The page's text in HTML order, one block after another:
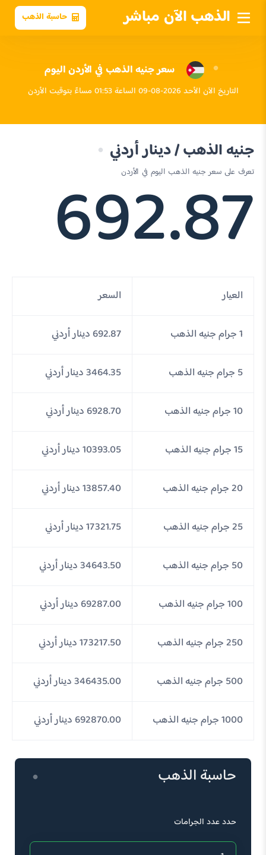
الذهب الآن مباشر حاسبة الذهب
سعر جنيه الذهب في الأردن اليوم
التاريخ الآن الأحد 2026-08-09 الساعة 01:53 مساءً بتوقيت الأردن
جنيه الذهب / دينار أردني
تعرف على سعر جنيه الذهب اليوم في الأردن
692.87
العيار السعر
1 جرام جنيه الذهب 692.87 دينار أردني
5 جرام جنيه الذهب 3464.35 دينار أردني
10 جرام جنيه الذهب 6928.70 دينار أردني
15 جرام جنيه الذهب 10393.05 دينار أردني
20 جرام جنيه الذهب 13857.40 دينار أردني
25 جرام جنيه الذهب 17321.75 دينار أردني
50 جرام جنيه الذهب 34643.50 دينار أردني
100 جرام جنيه الذهب 69287.00 دينار أردني
250 جرام جنيه الذهب 173217.50 دينار أردني
500 جرام جنيه الذهب 346435.00 دينار أردني
1000 جرام جنيه الذهب 692870.00 دينار أردني
حاسبة الذهب
حدد عدد الجرامات